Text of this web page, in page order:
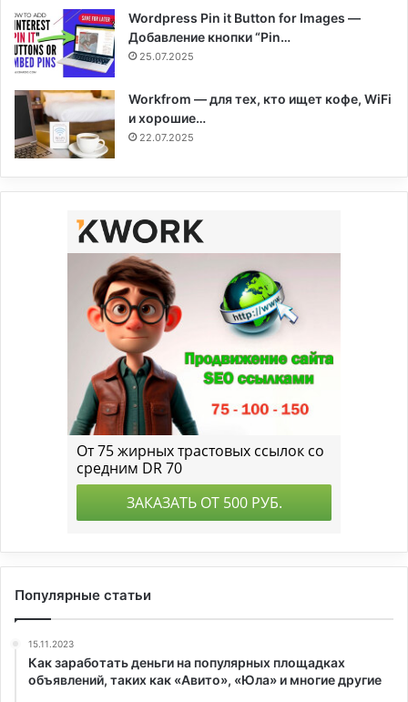
Wordpress Pin it Button for Images —
Добавление кнопки “Pin…
25.07.2025
Workfrom — для тех, кто ищет кофе, WiFi
и хорошие…
22.07.2025
Популярные статьи
15.11.2023
Как заработать деньги на популярных площадках
объявлений, таких как «Авито», «Юла» и многие другие